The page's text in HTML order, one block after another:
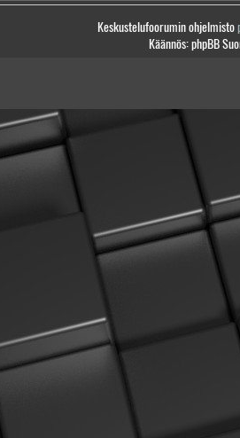
Keskustelufoorumin ohjelmisto
Käännös: phpBB